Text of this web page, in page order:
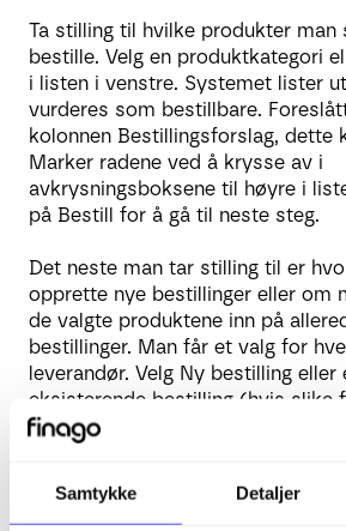
Samtykke Detaljer
Ta stilling til hvilke produkter man
bestille. Velg en produktkategori
i listen i venstre. Systemet lister
vurderes som bestillbare.
kolonnen Bestillingsforslag, dette
Marker radene ved å krysse av i
avkrysningsboksene til høyre i
på Bestill for å gå til neste steg.
Det neste man tar stilling til er
opprette nye bestillinger eller om
de valgte produktene inn på
bestillinger. Man får et valg for
leverandør. Velg Ny bestilling eller
eksisterende bestilling (hvis slike
nedtrekkslistene til høyre for
Beregning av